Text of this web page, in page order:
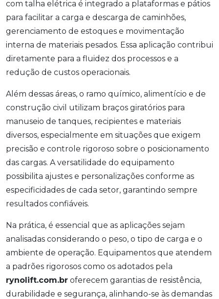
com talha elétrica é integrado a plataformas e pátios
para facilitar a carga e descarga de caminhões,
gerenciamento de estoques e movimentação
interna de materiais pesados. Essa aplicação contribui
diretamente para a fluidez dos processos e a
redução de custos operacionais.
Além dessas áreas, o ramo químico, alimentício e de
construção civil utilizam braços giratórios para
manuseio de tanques, recipientes e materiais
diversos, especialmente em situações que exigem
precisão e controle rigoroso sobre o posicionamento
das cargas. A versatilidade do equipamento
possibilita ajustes e personalizações conforme as
especificidades de cada setor, garantindo sempre
resultados confiáveis.
Na prática, é essencial que as aplicações sejam
analisadas considerando o peso, o tipo de carga e o
ambiente de operação. Equipamentos que atendem
a padrões rigorosos como os adotados pela
rynolift.com.br oferecem garantias de resistência,
durabilidade e segurança, alinhando-se às demandas